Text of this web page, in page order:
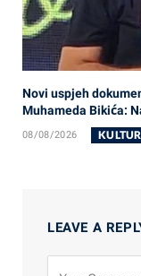
Novi uspjeh
Muhameda Bikića:
08/08/2026
LEAVE A